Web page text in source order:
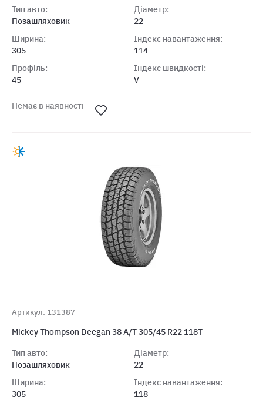
Тип авто:
Позашляховик
Ширина:
305
Профіль:
45
Діаметр:
22
Індекс навантаження:
114
Індекс швидкості:
V
Немає в наявності
Артикул: 131387
Mickey Thompson Deegan 38 A/T 305/45 R22 118T
Тип авто:
Позашляховик
Ширина:
305
Діаметр:
22
Індекс навантаження:
118